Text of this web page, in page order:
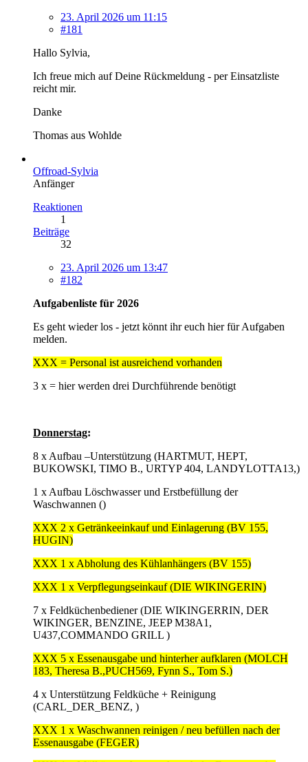
23. April 2026 um 11:15
#181
Hallo Sylvia,
Ich freue mich auf Deine Rückmeldung - per Einsatzliste
reicht mir.
Danke
Thomas aus Wohlde
Offroad-Sylvia
Anfänger
Reaktionen
1
Beiträge
32
23. April 2026 um 13:47
#182
Aufgabenliste für 2026
Es geht wieder los - jetzt könnt ihr euch hier für Aufgaben
melden.
XXX = Personal ist ausreichend vorhanden
3 x = hier werden drei Durchführende benötigt
Donnerstag:
8 x Aufbau –Unterstützung (HARTMUT, HEPT,
BUKOWSKI, TIMO B., URTYP 404, LANDYLOTTA13,)
1 x Aufbau Löschwasser und Erstbefüllung der
Waschwannen ()
XXX 2 x Getränkeeinkauf und Einlagerung (BV 155,
HUGIN)
XXX 1 x Abholung des Kühlanhängers (BV 155)
XXX 1 x Verpflegungseinkauf (DIE WIKINGERIN)
7 x Feldküchenbediener (DIE WIKINGERRIN, DER
WIKINGER, BENZINE, JEEP M38A1,
U437,COMMANDO GRILL )
XXX 5 x Essenausgabe und hinterher aufklaren (MOLCH
183, Theresa B.,PUCH569, Fynn S., Tom S.)
4 x Unterstützung Feldküche + Reinigung
(CARL_DER_BENZ, )
XXX 1 x Waschwannen reinigen / neu befüllen nach der
Essenausgabe (FEGER)